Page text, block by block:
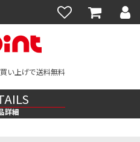
い上げで送料無料
詳細